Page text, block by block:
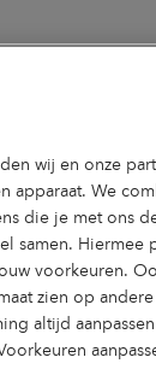
elke dag voor je
over
je medewerkers.
wij en onze
apparaat. We
die je met ons
samen. Hiermee
voorkeuren.
zien op
altijd